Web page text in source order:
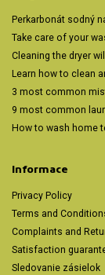
Perkarbonát sodný
Take care of your
Cleaning the dryer
Learn how to clean
3 most common
9 most common
How to wash home
Informace
Privacy Policy
Terms and
Complaints and
Satisfaction
Sledovanie zásielok